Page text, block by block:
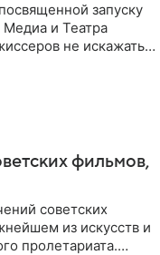
запуску
Медиа и Театра
не искажать
фильмов,
советских
из искусств и
пролетариата.